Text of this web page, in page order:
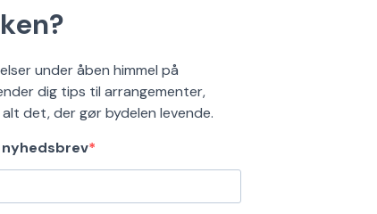
under åben himmel på
dig tips til arrangementer,
det, der gør bydelen levende.